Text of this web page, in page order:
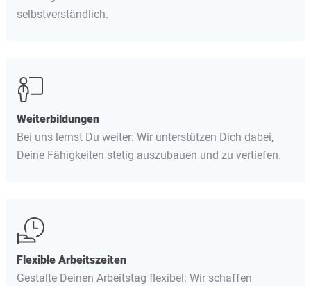
selbstverständlich.
Weiterbildungen
Bei uns lernst Du weiter: Wir unterstützen Dich dabei,
Deine Fähigkeiten stetig auszubauen und zu vertiefen.
Flexible Arbeitszeiten
Gestalte Deinen Arbeitstag flexibel: Wir schaffen